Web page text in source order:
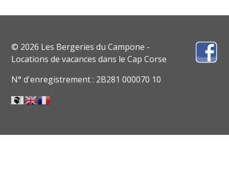
© 2026 Les Bergeries du Campone -
Locations de vacances dans le Cap Corse
N° d'enregistrement : 2B281 000070 10